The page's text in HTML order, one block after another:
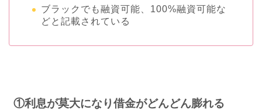
ブラックでも融資可能、100%融資可能な
どと記載されている
①利息が莫大になり借金がどんどん膨れる